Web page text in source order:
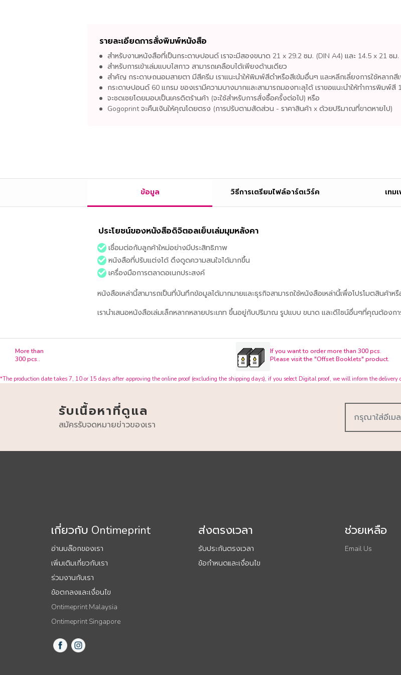
รายละเอียดการสั่งพิมพ์หนังสือ
สำหรับงานหนังสือที่เป็นกระดาษปอนด์ เราจะมีสองขนาด 21 x 29.2 ซม. (DIN A4) และ 14.5 x 21 ซม.
สำหรับการเข้าเล่มแบบไสกาว สามารถเคลือบได้เพียงด้านเดียว
สำคัญ กระดาษถนอมสายตา มีสีครีม เราแนะนำให้พิมพ์สีดำหรือสีเข้มอื่นๆ และหลีกเลี่ยงการใช้หลา
กระดาษปอนด์ 60 แกรม ของเรามีความบางมากและสามารถมองทะลุได้ เราขอแนะนำให้ทำการพิมพ์
จะชดเชยโดยมอบเป็นเครดิตร้านค้า (จะใช้สำหรับการสั่งซื้อครั้งต่อไป) หรือ
Gogoprint จะคืนเงินให้คุณโดยตรง (การปรับตามสัดส่วน - ราคาสินค้า x ด้วยปริมาณที่ขาดหายไป)
ข้อมูล วิธีการเตรียมไฟล์อาร์ตเวิร์ค เทม
ประโยชน์ของหนังสือดิจิตอลเย็บเล่มมุมหลังคา
เชื่อมต่อกับลูกค้าใหม่อย่างมีประสิทธิภาพ
หนังสือที่ปรับแต่งได้ ดึงดูดความสนใจได้มากขึ้น
เครื่องมือการตลาดอเนกประสงค์
หนังสือเหล่านี้สามารถเป็นที่บันทึกข้อมูลได้มากมายและธุรกิจสามารถใช้หนังสือเหล่านี้เพื่อโปรโมตสินค้าห
เรานำเสนอหนังสือเล่มเล็กหลากหลายประเภท ขึ้นอยู่กับปริมาณ รูปแบบ ขนาด และดีไซน์อื่นๆที่คุณต้อง
More than
300 pcs..
If you want to order more than 300 pcs.
Please visit the "Offset Booklets" product.
*The production date takes 7, 10 or 15 days after approving the online proof (excluding the shipping days), if you select Digital proof, we will inform the delivery
รับเนื้อหาที่ดูแล
สมัครรับจดหมายข่าวของเรา
เกี่ยวกับ Ontimeprint
อ่านบล๊อกของเรา
เพิ่มเติมเกี่ยวกับเรา
ร่วมงานกับเรา
ข้อตกลงและเงื่อนไข
Ontimeprint Malaysia
Ontimeprint Singapore
ส่งตรงเวลา
รับประกันตรงเวลา
ข้อกำหนดและเงื่อนไข
ช่วยเหลือ
Email Us